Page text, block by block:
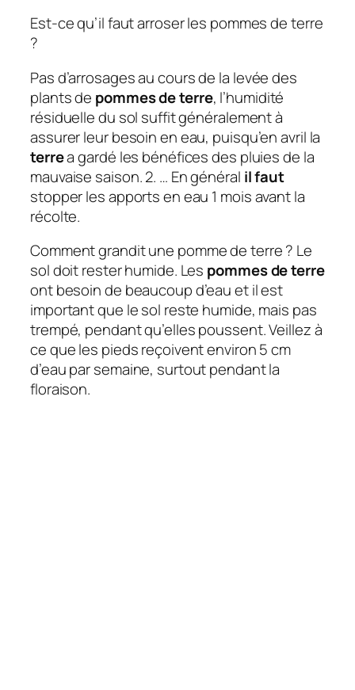
Est-ce qu’il faut arroser les pommes de terre
?
Pas d’arrosages au cours de la levée des
plants de pommes de terre, l’humidité
résiduelle du sol suffit généralement à
assurer leur besoin en eau, puisqu’en avril la
terrea gardé les bénéfices des pluies de la
mauvaise saison. 2. … En général il faut
stopper les apports en eau 1 mois avant la
récolte.
Comment grandit une pomme de terre ? Le
sol doit rester humide. Les pommes de terre
ont besoin de beaucoup d’eau et il est
important que le sol reste humide, mais pas
trempé, pendant qu’elles poussent. Veillez à
ce que les pieds reçoivent environ 5 cm
d’eau par semaine, surtout pendant la
floraison.